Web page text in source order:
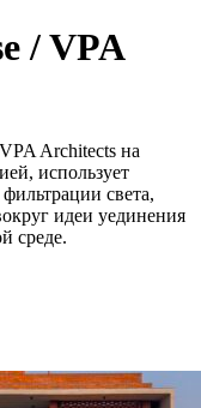
/ VPA
Architects на
использует
света,
идеи уединения
среде.